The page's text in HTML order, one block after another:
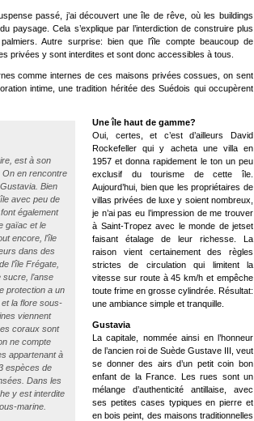
passé, j’ai découvert une île de rêve, où les buildings
paysage. Cela s’explique par l’interdiction de construire plus
Autre surprise: bien que l’île compte beaucoup de
privées y sont interdites et sont donc accessibles à tous.
comme internes de ces maisons privées cossues, on sent
intime, une tradition héritée des Suédois qui occupèrent
est à son
On en rencontre
Bien
avec peu de
également
gaïac et le
encore, l’île
dans des
l’île Frégate,
sucre, l’anse
protection a un
la flore sous-
viennent
coraux sont
ne compte
appartenant à
espèces de
Dans les
y est interdite
marine.
Une île haut de gamme?
Oui, certes, et c’est d’ailleurs David
Rockefeller qui y acheta une villa en
1957 et donna rapidement le ton un peu
exclusif du tourisme de cette île.
Aujourd’hui, bien que les propriétaires de
villas privées de luxe y soient nombreux,
je n’ai pas eu l’impression de me trouver
à Saint-Tropez avec le monde de jetset
faisant étalage de leur richesse. La
raison vient certainement des règles
strictes de circulation qui limitent la
vitesse sur route à 45 km/h et empêche
toute frime en grosse cylindrée. Résultat:
une ambiance simple et tranquille.
Gustavia
La capitale, nommée ainsi en l’honneur
de l’ancien roi de Suède Gustave III, veut
se donner des airs d’un petit coin bon
enfant de la France. Les rues sont un
mélange d’authenticité antillaise, avec
ses petites cases typiques en pierre et
en bois peint, des maisons traditionnelles